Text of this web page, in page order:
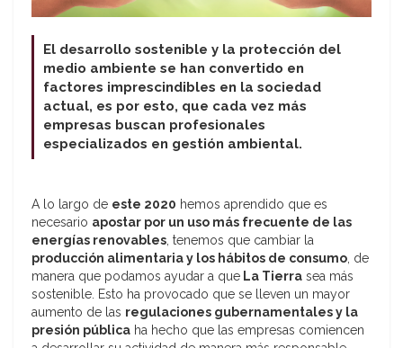
El desarrollo sostenible y la protección del
medio ambiente se han convertido en
factores imprescindibles en la sociedad
actual, es por esto, que cada vez más
empresas buscan profesionales
especializados en gestión ambiental.
A lo largo de este 2020 hemos aprendido que es
necesario apostar por un uso más frecuente de las
energías renovables, tenemos que cambiar la
producción alimentaria y los hábitos de consumo, de
manera que podamos ayudar a que La Tierra sea más
sostenible. Esto ha provocado que se lleven un mayor
aumento de las regulaciones gubernamentales y la
presión pública ha hecho que las empresas comiencen